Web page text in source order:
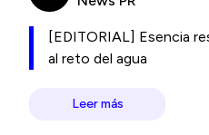
[EDITORIAL] Esencia
al reto del agua
Leer más